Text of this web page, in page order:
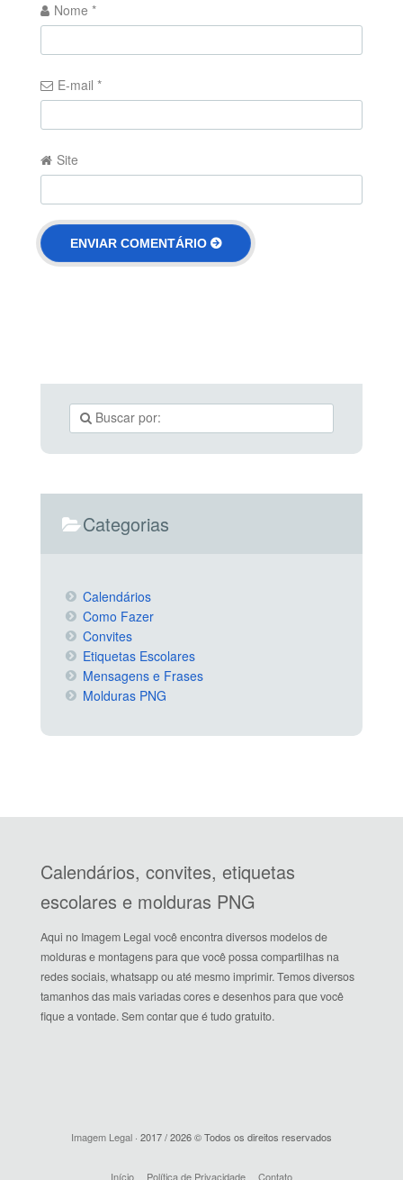
Nome *
E-mail *
Site
Categorias
Calendários
Como Fazer
Convites
Etiquetas Escolares
Mensagens e Frases
Molduras PNG
Calendários, convites, etiquetas
escolares e molduras PNG
Aqui no Imagem Legal você encontra diversos modelos de
molduras e montagens para que você possa compartilhas na
redes sociais, whatsapp ou até mesmo imprimir. Temos diversos
tamanhos das mais variadas cores e desenhos para que você
fique a vontade. Sem contar que é tudo gratuito.
Imagem Legal · 2017 / 2026 © Todos os direitos reservados
Início Política de Privacidade Contato